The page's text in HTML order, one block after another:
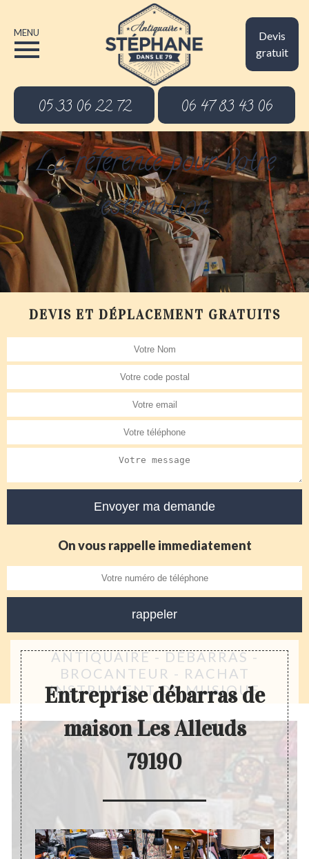
Devis
gratuit
MENU
05 33 06 22 72 06 47 83 43 06
La référence pour votre
estimation
DEVIS ET DÉPLACEMENT GRATUITS
On vous rappelle immediatement
ANTIQUAIRE - DÉBARRAS -
BROCANTEUR - RACHAT
INSTRUMENT DE MUSIQUE
Entreprise débarras de
maison Les Alleuds
79190